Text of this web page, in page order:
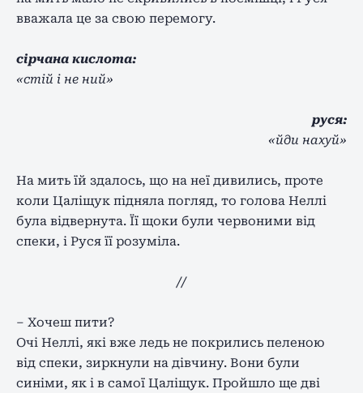
вважала це за свою перемогу.
сірчана кислота:
«стій і не ний»
руся:
«йди нахуй»
На мить їй здалось, що на неї дивились, проте
коли Цаліщук підняла погляд, то голова Неллі
була відвернута. Її щоки були червоними від
спеки, і Руся її розуміла.
//
– Хочеш пити?
Очі Неллі, які вже ледь не покрились пеленою
від спеки, зиркнули на дівчину. Вони були
синіми, як і в самої Цаліщук. Пройшло ще дві